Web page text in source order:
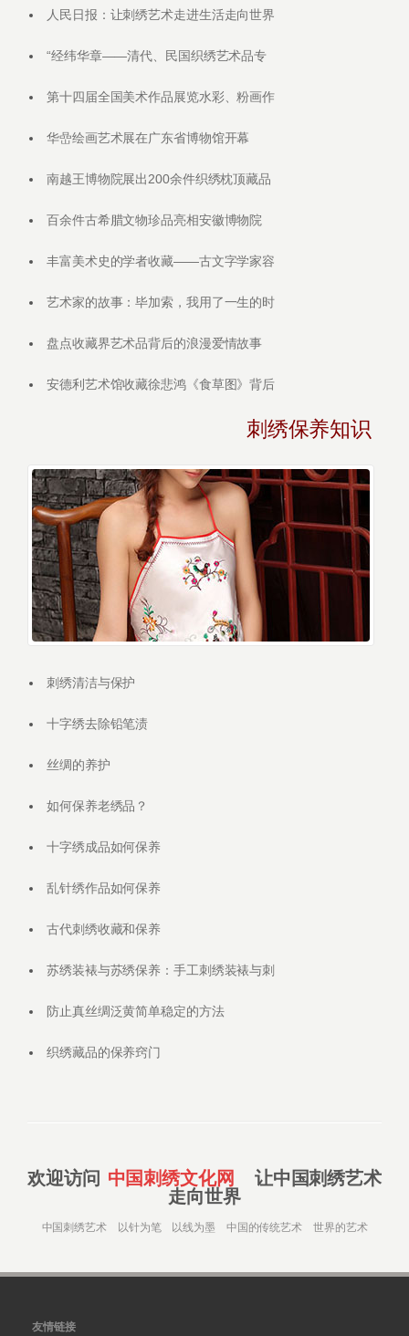
人民日报：让刺绣艺术走进生活走向世界
“经纬华章——清代、民国织绣艺术品专
第十四届全国美术作品展览水彩、粉画作
华嵒绘画艺术展在广东省博物馆开幕
南越王博物院展出200余件织绣枕顶藏品
百余件古希腊文物珍品亮相安徽博物院
丰富美术史的学者收藏——古文字学家容
艺术家的故事：毕加索，我用了一生的时
盘点收藏界艺术品背后的浪漫爱情故事
安德利艺术馆收藏徐悲鸿《食草图》背后
刺绣保养知识
刺绣清洁与保护
十字绣去除铅笔渍
丝绸的养护
如何保养老绣品？
十字绣成品如何保养
乱针绣作品如何保养
古代刺绣收藏和保养
苏绣装裱与苏绣保养：手工刺绣装裱与刺
防止真丝绸泛黄简单稳定的方法
织绣藏品的保养窍门
欢迎访问 中国刺绣文化网
让中国刺绣艺术
走向世界
中国刺绣艺术 以针为笔 以线为墨 中国的传统艺术 世界的艺术
友情链接